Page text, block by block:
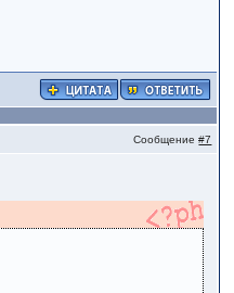
Сообщение#7